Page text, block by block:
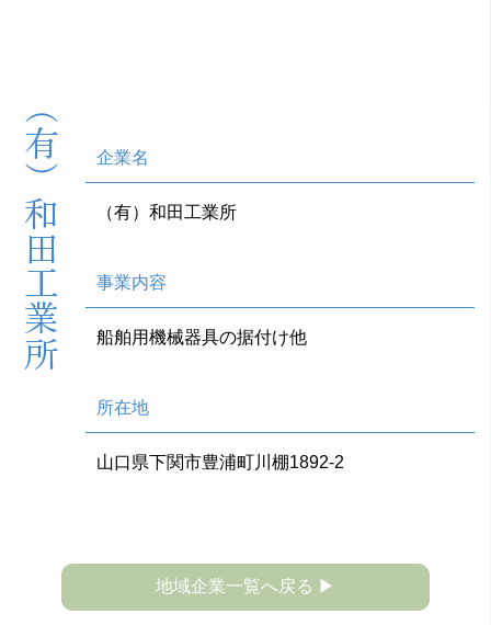
（有）和田工業所 企業名
（有）和田工業所
事業内容
船舶用機械器具の据付け他
所在地
山口県下関市豊浦町川棚1892-2
地域企業一覧へ戻る ▶